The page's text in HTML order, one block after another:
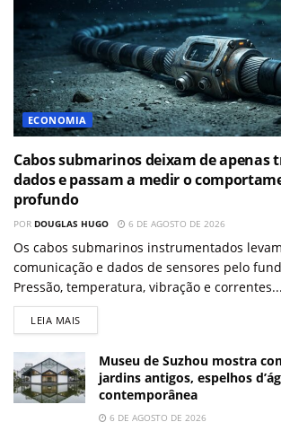
ECONOMIA
Cabos submarinos deixam de apenas
dados e passam a medir o
profundo
POR DOUGLAS HUGO 6 DE AGOSTO DE 2026
Os cabos submarinos instrumentados
comunicação e dados de sensores pelo
Pressão, temperatura, vibração e correntes...
LEIA MAIS
Museu de Suzhou mostra
jardins antigos, espelhos
contemporânea
6 DE AGOSTO DE 2026